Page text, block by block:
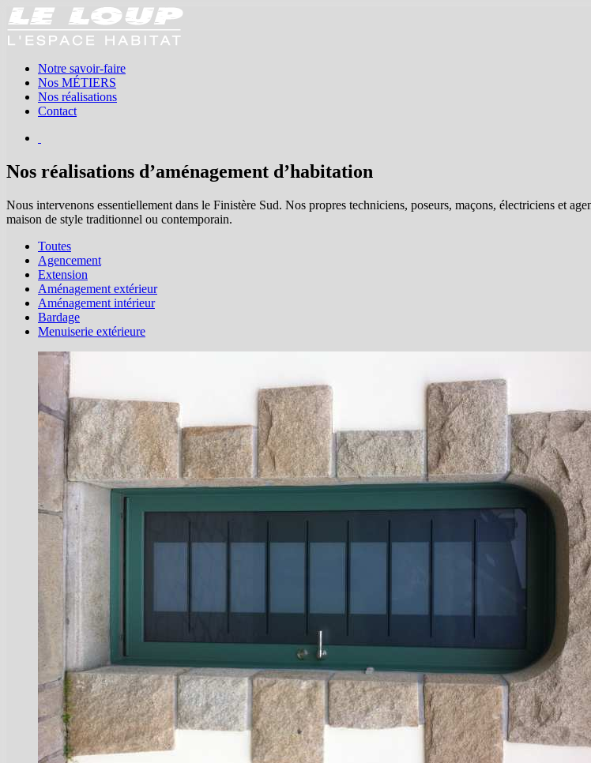
Notre savoir-faire
Nos MÉTIERS
Nos réalisations
Contact
Nos réalisations d’aménagement d’habitation
Nous intervenons essentiellement dans le Finistère Sud. Nos propres techniciens, poseurs, maçons, électriciens et
maison de style traditionnel ou contemporain.
Toutes
Agencement
Extension
Aménagement extérieur
Aménagement intérieur
Bardage
Menuiserie extérieure